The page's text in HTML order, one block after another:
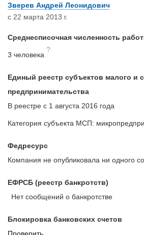
Зверев Андрей Леонидович
с 22 марта 2013 г.
Среднесписочная численность
3 человека
?
Единый реестр субъектов малого и
предпринимательства
В реестре с 1 августа 2016 года
Категория субъекта МСП:
Федресурс
Компания не опубликовала ни одного
ЕФРСБ (реестр банкротств)
Нет сообщений о банкротстве
Блокировка банковских счетов
Проверить